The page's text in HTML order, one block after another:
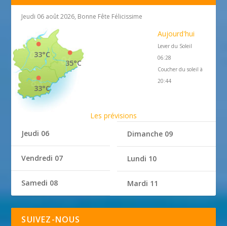
Jeudi 06 août 2026, Bonne Fête Félicissime
35°C
33°C
33°C
Aujourd'hui
Lever du Soleil
06:28
Coucher du soleil à
20:44
Les prévisions
Jeudi 06
Vendredi 07
Samedi 08
Dimanche 09
Lundi 10
Mardi 11
SUIVEZ-NOUS